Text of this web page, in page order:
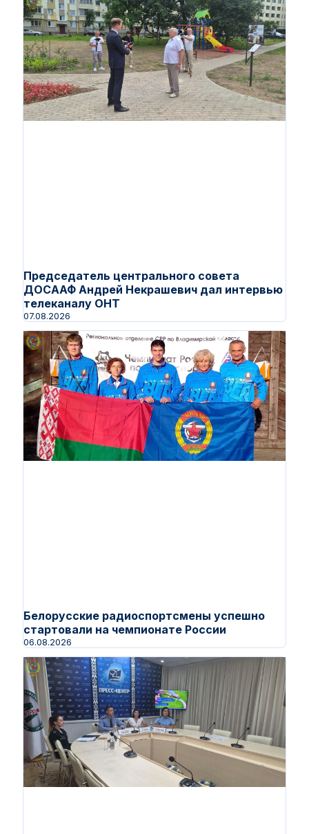
Председатель центрального совета
ДОСААФ Андрей Некрашевич дал интервью
телеканалу ОНТ
07.08.2026
Белорусские радиоспортсмены успешно
стартовали на чемпионате России
06.08.2026